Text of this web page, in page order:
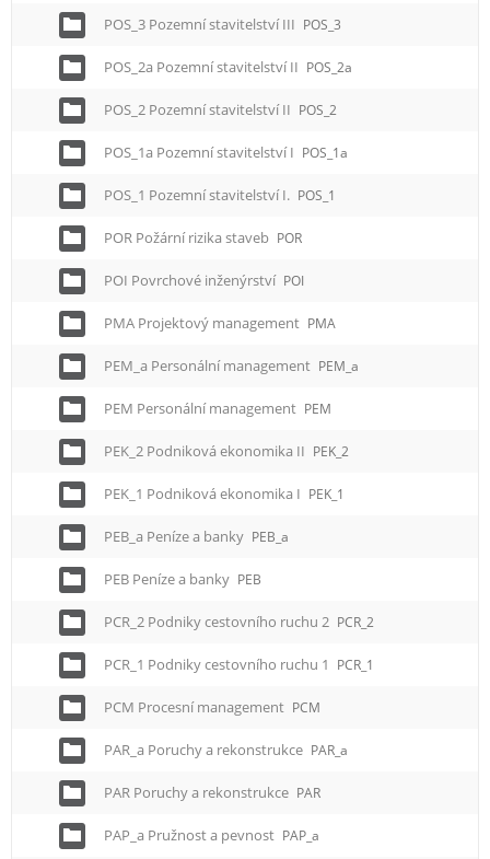
POS_3 Pozemní stavitelství III POS_3
POS_2a Pozemní stavitelství II POS_2a
POS_2 Pozemní stavitelství II POS_2
POS_1a Pozemní stavitelství I POS_1a
POS_1 Pozemní stavitelství I. POS_1
POR Požární rizika staveb POR
POI Povrchové inženýrství POI
PMA Projektový management PMA
PEM_a Personální management PEM_a
PEM Personální management PEM
PEK_2 Podniková ekonomika II PEK_2
PEK_1 Podniková ekonomika I PEK_1
PEB_a Peníze a banky PEB_a
PEB Peníze a banky PEB
PCR_2 Podniky cestovního ruchu 2 PCR_2
PCR_1 Podniky cestovního ruchu 1 PCR_1
PCM Procesní management PCM
PAR_a Poruchy a rekonstrukce PAR_a
PAR Poruchy a rekonstrukce PAR
PAP_a Pružnost a pevnost PAP_a